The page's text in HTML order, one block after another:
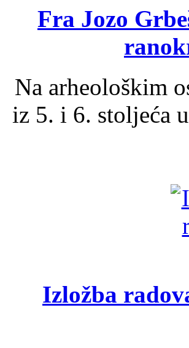
Fra Jozo
Na arheološkim
iz 5. i 6. stoljeća
Izložba